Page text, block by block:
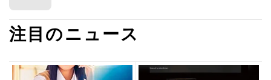
注目のニュース